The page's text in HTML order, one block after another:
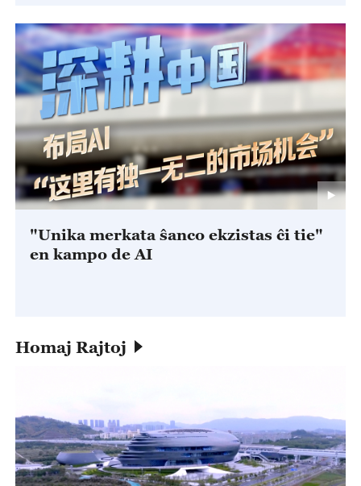
"Unika merkata ŝanco ekzistas ĉi tie"
en kampo de AI
Homaj Rajtoj